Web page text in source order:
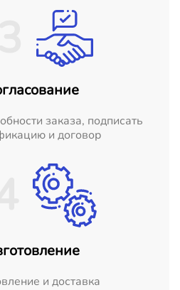
заказа, подписать
и договор
и доставка